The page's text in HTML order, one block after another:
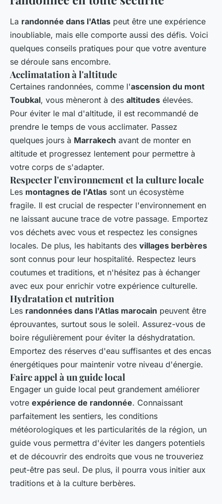
La randonnée dans l'Atlas peut être une expérience
inoubliable, mais elle comporte aussi des défis. Voici
quelques conseils pratiques pour que votre aventure
se déroule sans encombre.
Acclimatation à l'altitude
Certaines randonnées, comme l'ascension du mont
Toubkal, vous mèneront à des altitudes élevées.
Pour éviter le mal d'altitude, il est recommandé de
prendre le temps de vous acclimater. Passez
quelques jours à Marrakech avant de monter en
altitude et progressez lentement pour permettre à
votre corps de s'adapter.
Respecter l'environnement et la culture locale
Les montagnes de l'Atlas sont un écosystème
fragile. Il est crucial de respecter l'environnement en
ne laissant aucune trace de votre passage. Emportez
vos déchets avec vous et respectez les consignes
locales. De plus, les habitants des villages berbères
sont connus pour leur hospitalité. Respectez leurs
coutumes et traditions, et n'hésitez pas à échanger
avec eux pour enrichir votre expérience culturelle.
Hydratation et nutrition
Les randonnées dans l'Atlas marocain peuvent être
éprouvantes, surtout sous le soleil. Assurez-vous de
boire régulièrement pour éviter la déshydratation.
Emportez des réserves d'eau suffisantes et des encas
énergétiques pour maintenir votre niveau d'énergie.
Faire appel à un guide local
Engager un guide local peut grandement améliorer
votre expérience de randonnée. Connaissant
parfaitement les sentiers, les conditions
météorologiques et les particularités de la région, un
guide vous permettra d'éviter les dangers potentiels
et de découvrir des endroits que vous ne trouveriez
peut-être pas seul. De plus, il pourra vous initier aux
traditions et à la culture berbères.